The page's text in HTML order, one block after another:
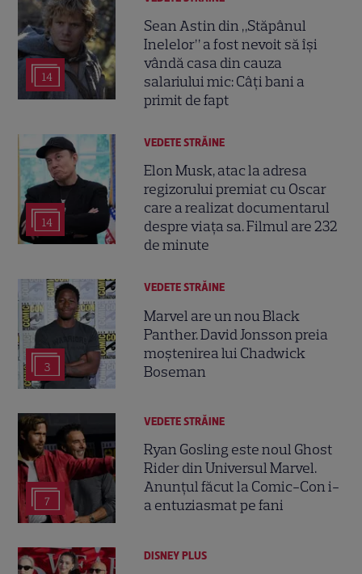
14
Sean Astin din „Stăpânul
Inelelor” a fost nevoit să își
vândă casa din cauza
salariului mic: Câți bani a
primit de fapt
14
VEDETE STRĂINE
Elon Musk, atac la adresa
regizorului premiat cu Oscar
care a realizat documentarul
despre viața sa. Filmul are 232
de minute
3
VEDETE STRĂINE
Marvel are un nou Black
Panther. David Jonsson preia
moștenirea lui Chadwick
Boseman
7
VEDETE STRĂINE
Ryan Gosling este noul Ghost
Rider din Universul Marvel.
Anunțul făcut la Comic-Con i-
a entuziasmat pe fani
DISNEY PLUS